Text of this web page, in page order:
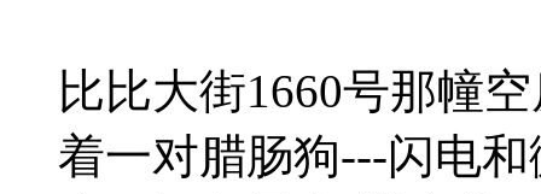
比比大街1660号那幢
着一对腊肠狗---闪电